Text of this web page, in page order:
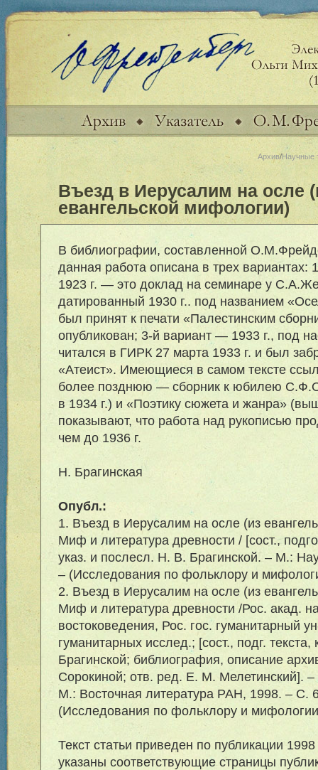
Архив/Научные
Въезд в Иерусалим на осле
евангельской мифологии)
В библиографии, составленной
данная работа описана в трех вариантах:
1923 г. — это доклад на семинаре у
датированный 1930 г.. под названием
был принят к печати «Палестинским
опубликован; 3-й вариант — 1933 г., под
читался в ГИРК 27 марта 1933 г. и был
«Атеист». Имеющиеся в самом тексте
более позднюю — сборник к юбилею
в 1934 г.) и «Поэтику сюжета и жанра»
показывают, что работа над рукописью
чем до 1936 г.
Н. Брагинская
Опубл.:
1. Въезд в Иерусалим на осле (из
Миф и литература древности / [сост.,
указ. и послесл. Н. В. Брагинской. – М.:
– (Исследования по фольклору и
2. Въезд в Иерусалим на осле (из
Миф и литература древности /Рос. акад.
востоковедения, Рос. гос. гуманитарный
гуманитарных исслед.; [сост., подг.
Брагинской; библиография, описание
Сорокиной; отв. ред. Е. М. Мелетинский].
М.: Восточная литература РАН, 1998. – С.
(Исследования по фольклору и
Текст статьи приведен по публикации
указаны соответствующие страницы